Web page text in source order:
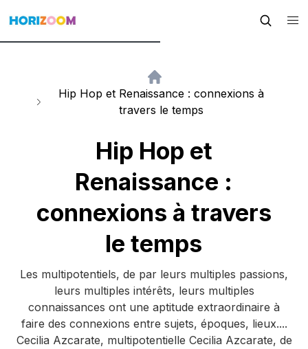
Hip Hop et Renaissance : connexions à
travers le temps
Hip Hop et
Renaissance :
connexions à travers
le temps
Les multipotentiels, de par leurs multiples passions,
leurs multiples intérêts, leurs multiples
connaissances ont une aptitude extraordinaire à
faire des connexions entre sujets, époques, lieux....
Cecilia Azcarate, multipotentielle Cecilia Azcarate, de